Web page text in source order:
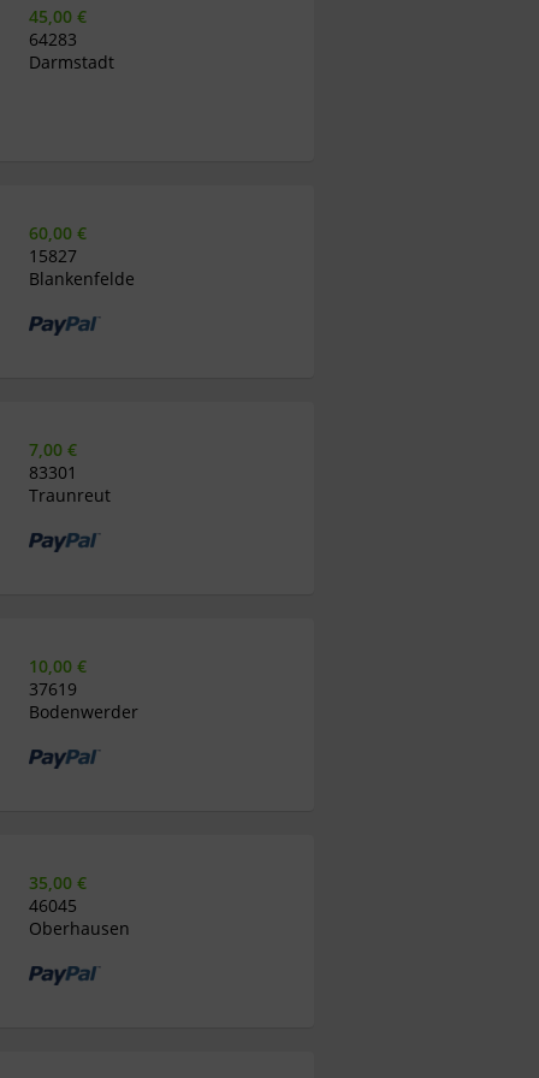
45,00 €
64283
Darmstadt
60,00 €
15827
Blankenfelde
7,00 €
83301
Traunreut
10,00 €
37619
Bodenwerder
35,00 €
46045
Oberhausen